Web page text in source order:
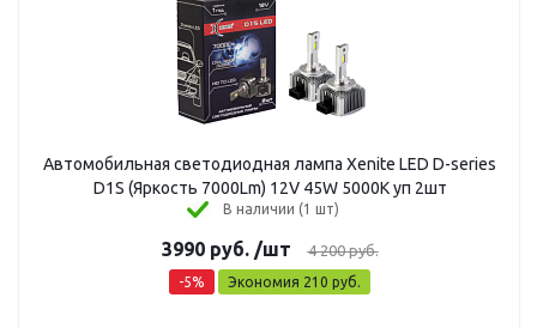
Автомобильная светодиодная лампа Xenite LED D-series
D1S (Яркость 7000Lm) 12V 45W 5000K уп 2шт
В наличии (1 шт)
3990руб. /шт 4 200руб.
-5% Экономия 210 руб.